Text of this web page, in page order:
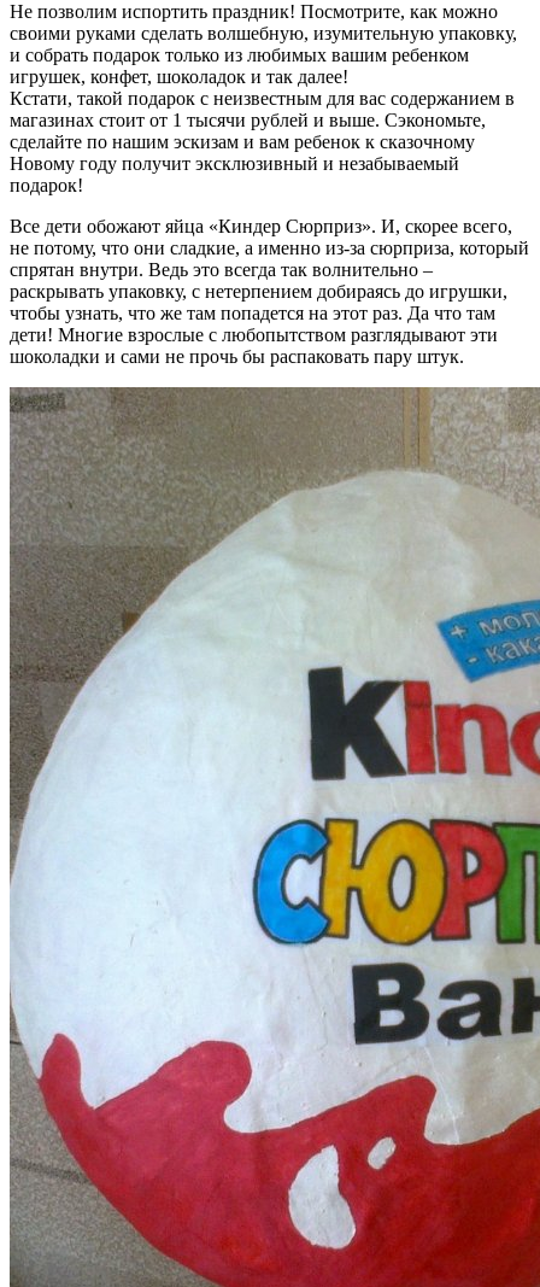
Не позволим испортить праздник! Посмотрите, как можно
своими руками сделать волшебную, изумительную упаковку,
и собрать подарок только из любимых вашим ребенком
игрушек, конфет, шоколадок и так далее!
Кстати, такой подарок с неизвестным для вас содержанием в
магазинах стоит от 1 тысячи рублей и выше. Сэкономьте,
сделайте по нашим эскизам и вам ребенок к сказочному
Новому году получит эксклюзивный и незабываемый
подарок!
Все дети обожают яйца «Киндер Сюрприз». И, скорее всего,
не потому, что они сладкие, а именно из-за сюрприза, который
спрятан внутри. Ведь это всегда так волнительно –
раскрывать упаковку, с нетерпением добираясь до игрушки,
чтобы узнать, что же там попадется на этот раз. Да что там
дети! Многие взрослые с любопытством разглядывают эти
шоколадки и сами не прочь бы распаковать пару штук.